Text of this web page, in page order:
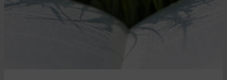
Husband;